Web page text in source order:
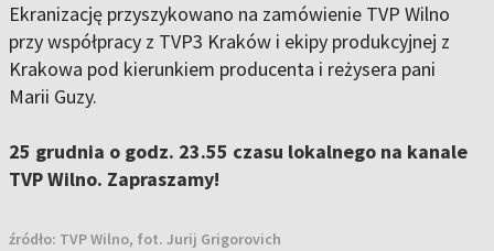
Ekranizację przyszykowano na zamówienie TVP Wilno
przy współpracy z TVP3 Kraków i ekipy produkcyjnej z
Krakowa pod kierunkiem producenta i reżysera pani
Marii Guzy.
25 grudnia o godz. 23.55 czasu lokalnego na kanale
TVP Wilno. Zapraszamy!
źródło: TVP Wilno, fot. Jurij Grigorovich